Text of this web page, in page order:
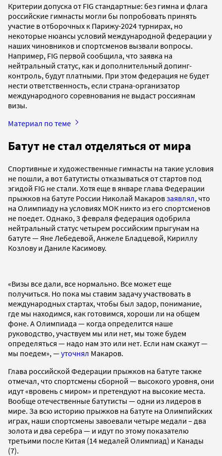
Критерии допуска от FIG стандартные: без гимна и флага
российские гимнасты могли бы попробовать принять
участие в отборочных к Парижу-2024 турнирах, но
некоторые нюансы условий международной федерации у
наших чиновников и спортсменов вызвали вопросы.
Например, FIG первой сообщила, что заявка на
нейтральный статус, как и дополнительный допинг-
контроль, будут платными. При этом федерация не будет
нести ответственность, если страна-организатор
международного соревнования не выдаст россиянам
визы.
Материал по теме
Батут не стал отделяться от мира
Спортивные и художественные гимнасты на такие условия
не пошли, а вот батутисты отказываться от стартов под
эгидой FIG не стали. Хотя еще в январе глава Федерации
прыжков на батуте России Николай Макаровзаявлял, что
на Олимпиаду на условиях МОК никто из его спортсменов
не поедет. Однако, 3 февраля федерация одобрила
нейтральный статус четырем российским прыгунам на
батуте — Яне Лебедевой, Анжеле Бладцевой, Кириллу
Козлову и Даниле Касимову.
«Визы все дали, все нормально. Все может еще
получиться. Но пока мы ставим задачу участвовать в
международных стартах, чтобы был задор, понимание,
где мы находимся, как готовимся, хороши ли на общем
фоне. А Олимпиада — когда определится наше
руководство, участвуем мы или нет, мы тоже будем
определяться — надо нам это или нет. Если нам скажут —
мы поедем», —уточнял Макаров.
Глава российской Федерации прыжков на батуте также
отмечал, что спортсмены сборной — высокого уровня, они
идут «вровень с миром» и претендуют на высокие места.
Вообще отечественные батутисты — одни из лидеров в
мире. За всю историю прыжков на батуте на Олимпийских
играх, наши спортсмены завоевали четыре медали – два
золота и два серебра — и идут по этому показателю
третьими после Китая (14 медалей Олимпиад) и Канады
(7).